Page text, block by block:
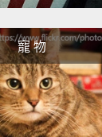
寵 物